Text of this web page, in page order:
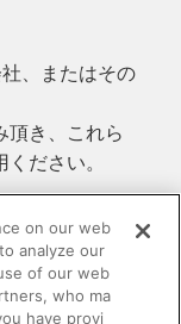
、またはその
頂き、これら
ださい。
on our web
analyze our
of our web
who ma
have provi